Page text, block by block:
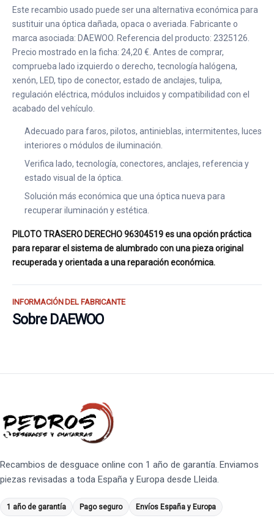
Este recambio usado puede ser una alternativa económica para
sustituir una óptica dañada, opaca o averiada. Fabricante o
marca asociada: DAEWOO. Referencia del producto: 2325126.
Precio mostrado en la ficha: 24,20 €. Antes de comprar,
comprueba lado izquierdo o derecho, tecnología halógena,
xenón, LED, tipo de conector, estado de anclajes, tulipa,
regulación eléctrica, módulos incluidos y compatibilidad con el
acabado del vehículo.
Adecuado para faros, pilotos, antinieblas, intermitentes, luces
interiores o módulos de iluminación.
Verifica lado, tecnología, conectores, anclajes, referencia y
estado visual de la óptica.
Solución más económica que una óptica nueva para
recuperar iluminación y estética.
PILOTO TRASERO DERECHO 96304519 es una opción práctica
para reparar el sistema de alumbrado con una pieza original
recuperada y orientada a una reparación económica.
INFORMACIÓN DEL FABRICANTE
Sobre DAEWOO
Recambios de desguace online con 1 año de garantía. Enviamos
piezas revisadas a toda España y Europa desde Lleida.
1 año de garantía Pago seguro Envíos España y Europa